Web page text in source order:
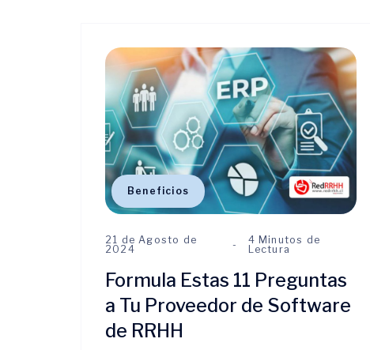
Beneficios
21 de Agosto de
2024
4 Minutos de
Lectura
Formula Estas 11 Preguntas
a Tu Proveedor de Software
de RRHH